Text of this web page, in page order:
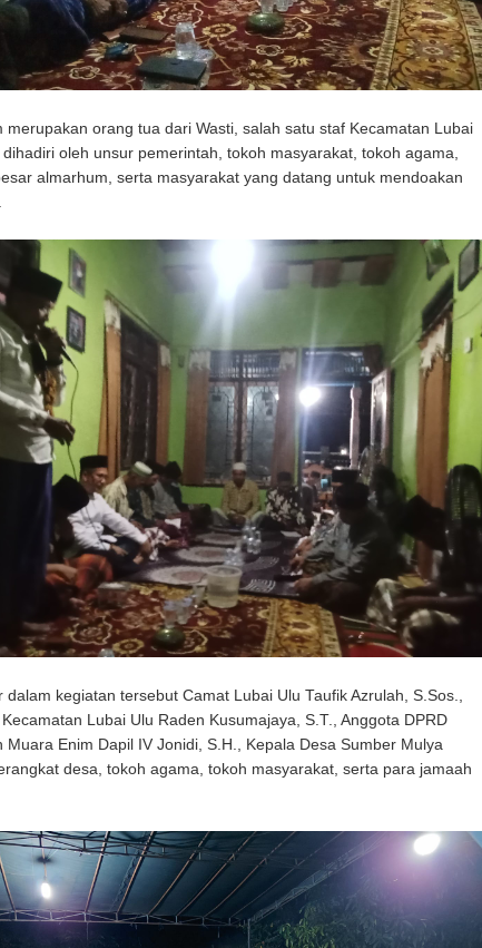
merupakan orang tua dari Wasti, salah satu staf Kecamatan Lubai
dihadiri oleh unsur pemerintah, tokoh masyarakat, tokoh agama,
almarhum, serta masyarakat yang datang untuk mendoakan
dalam kegiatan tersebut Camat Lubai Ulu Taufik Azrulah, S.Sos.,
Lubai Ulu Raden Kusumajaya, S.T., Anggota DPRD
Muara Enim Dapil IV Jonidi, S.H., Kepala Desa Sumber Mulya
desa, tokoh agama, tokoh masyarakat, serta para jamaah